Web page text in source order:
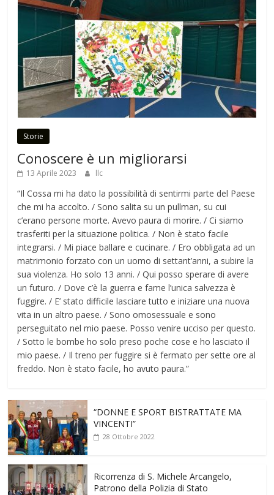
Storie
Conoscere è un migliorarsi
13 Aprile 2023 llc
“Il Cossa mi ha dato la possibilità di sentirmi parte del Paese
che mi ha accolto. / Sono salita su un pullman, su cui
c’erano persone morte. Avevo paura di morire. / Ci siamo
trasferiti per la situazione politica. / Non è stato facile
integrarsi. / Mi piace ballare e cucinare. / Ero obbligata ad un
matrimonio forzato con un uomo di settant’anni, a subire la
sua violenza. Ho solo 13 anni. / Qui posso sperare di avere
un futuro. / Dove c’è la guerra e fame l’unica salvezza è
fuggire. / E’ stato difficile lasciare tutto e iniziare una nuova
vita in un altro paese. / Sono omosessuale e sono
perseguitato nel mio paese. Posso venire ucciso per questo.
/ Sotto le bombe ho solo preso poche cose e ho lasciato il
mio paese. / Il treno per fuggire si è fermato per sette ore al
freddo. Non è stato facile, ho avuto paura.”
“DONNE E SPORT BISTRATTATE MA
VINCENTI”
28 Ottobre 2022
Ricorrenza di S. Michele Arcangelo,
Patrono della Polizia di Stato